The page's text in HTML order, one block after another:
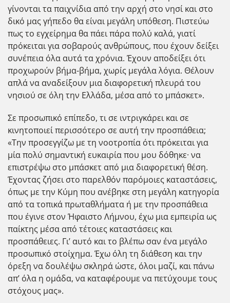
γίνονται τα παιχνίδια από την αρχή στο νησί και στο
δικό μας γήπεδο θα είναι μεγάλη υπόθεση. Πιστεύω
πως το εγχείρημα θα πάει πάρα πολύ καλά, γιατί
πρόκειται για σοβαρούς ανθρώπους, που έχουν δείξει
συνέπεια όλα αυτά τα χρόνια. Έχουν αποδείξει ότι
προχωρούν βήμα-βήμα, χωρίς μεγάλα λόγια. Θέλουν
απλά να αναδείξουν μια διαφορετική πλευρά του
νησιού σε όλη την Ελλάδα, μέσα από το μπάσκετ».
Σε προσωπικό επίπεδο, τι σε ιντριγκάρει και σε
κινητοποιεί περισσότερο σε αυτή την προσπάθεια;
«Την προσεγγίζω με τη νοοτροπία ότι πρόκειται για
μία πολύ σημαντική ευκαιρία που μου δόθηκε· να
επιστρέψω στο μπάσκετ από μια διαφορετική θέση.
Έχοντας ζήσει στο παρελθόν παρόμοιες καταστάσεις,
όπως με την Κύμη που ανέβηκε στη μεγάλη κατηγορία
από τα τοπικά πρωταθλήματα ή με την προσπάθεια
που έγινε στον Ήφαιστο Λήμνου, έχω μια εμπειρία ως
παίκτης μέσα από τέτοιες καταστάσεις και
προσπάθειες. Γι’ αυτό και το βλέπω σαν ένα μεγάλο
προσωπικό στοίχημα. Έχω όλη τη διάθεση και την
όρεξη να δουλέψω σκληρά ώστε, όλοι μαζί, και πάνω
απ’ όλα η ομάδα, να καταφέρουμε να πετύχουμε τους
στόχους μας».